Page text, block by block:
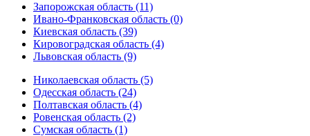
Запорожская область (11)
Ивано-Франковская область (0)
Киевская область (39)
Кировоградская область (4)
Львовская область (9)
Николаевская область (5)
Одесская область (24)
Полтавская область (4)
Ровенская область (2)
Сумская область (1)